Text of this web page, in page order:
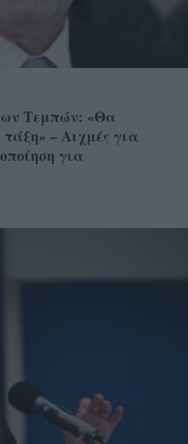
Τεμπών: «Θα
– Αιχμές για
για